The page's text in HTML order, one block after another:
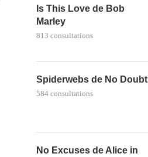
Is This Love de Bob
Marley
813 consultations
Spiderwebs de No Doubt
584 consultations
No Excuses de Alice in